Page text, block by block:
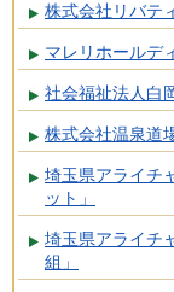
株式会社リバテ
マレリホールデ
社会福祉法人白
株式会社温泉道
埼玉県アライチ
ット」
埼玉県アライチ
組」